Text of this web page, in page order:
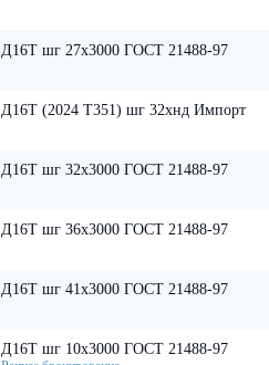
Д16Т шг 27х3000 ГОСТ 21488-97
Д16Т (2024 Т351) шг 32хнд Импорт
Д16Т шг 32х3000 ГОСТ 21488-97
Д16Т шг 36х3000 ГОСТ 21488-97
Д16Т шг 41х3000 ГОСТ 21488-97
Д16Т шг 10х3000 ГОСТ 21488-97